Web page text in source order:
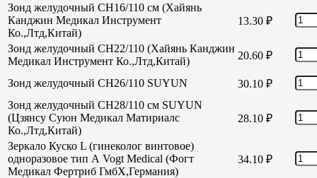
Зонд желудочный CH16/110 см (Хайянь
Канджин Медикал Инструмент
Ко.,Лтд,Китай)
13.30 ₽
Зонд желудочный СН22/110 (Хайянь Канджин
Медикал Инструмент Ко.,Лтд,Китай)
20.60 ₽
Зонд желудочный СН26/110 SUYUN 30.10 ₽
Зонд желудочный СН28/110 см SUYUN
(Цзянсу Суюн Медикал Матириалс
Ко.,Лтд,Китай)
28.10 ₽
Зеркало Куско L (гинеколог винтовое)
одноразовое тип А Vogt Medical (Фогт
Медикал Фертриб ГмбХ,Германия)
34.10 ₽